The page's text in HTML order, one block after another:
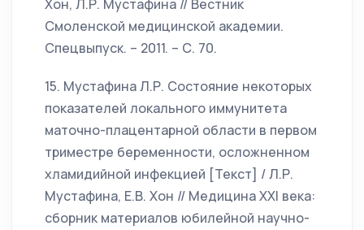
Хон, Л.Р. Мустафина // Вестник
Смоленской медицинской академии.
Спецвыпуск. – 2011. – С. 70.
15. Мустафина Л.Р. Состояние некоторых
показателей локального иммунитета
маточно-плацентарной области в первом
триместре беременности, осложненном
хламидийной инфекцией [Текст] / Л.Р.
Мустафина, Е.В. Хон // Медицина XXI века:
сборник материалов юбилейной научно-